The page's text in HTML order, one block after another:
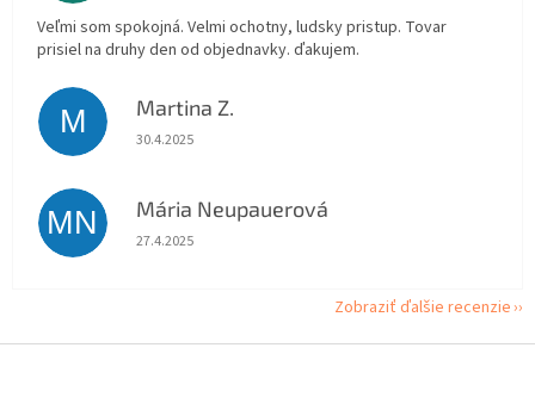
Veľmi som spokojná. Velmi ochotny, ludsky pristup. Tovar
prisiel na druhy den od objednavky. ďakujem.
M Martina Z.
Hodnotenie obchodu je 5 z 5 hviezdičiek.
30.4.2025
MN Mária Neupauerová
Hodnotenie obchodu je 5 z 5 hviezdičiek.
27.4.2025
Zobraziť ďalšie recenzie